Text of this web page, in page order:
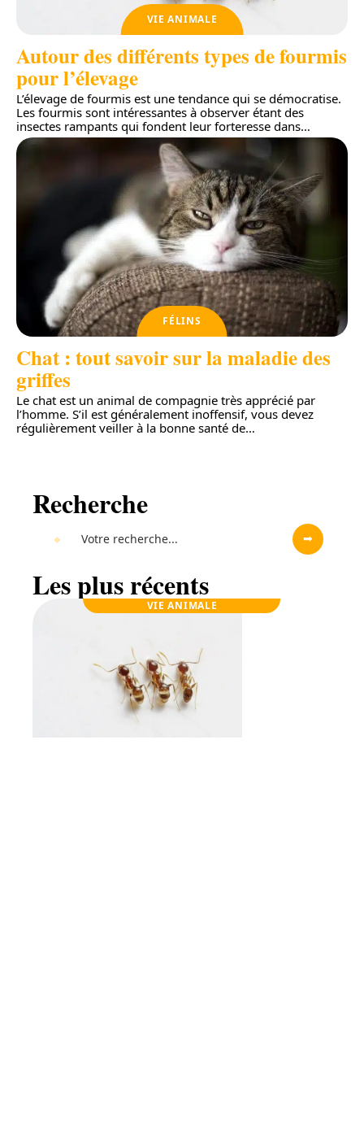
VIE ANIMALE
Autour des différents types de fourmis
pour l’élevage
L’élevage de fourmis est une tendance qui se démocratise.
Les fourmis sont intéressantes à observer étant des
insectes rampants qui fondent leur forteresse dans…
FÉLINS
Chat : tout savoir sur la maladie des
griffes
Le chat est un animal de compagnie très apprécié par
l’homme. S’il est généralement inoffensif, vous devez
régulièrement veiller à la bonne santé de…
Recherche
Les plus récents
VIE ANIMALE